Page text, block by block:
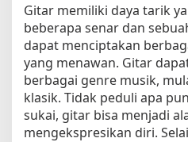
Gitar memiliki daya tarik
beberapa senar dan
dapat menciptakan
yang menawan. Gitar
berbagai genre musik,
klasik. Tidak peduli apa
sukai, gitar bisa menjadi
mengekspresikan diri.